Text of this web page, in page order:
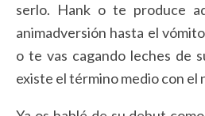
serlo. Hank o te produce
animadversión hasta el
o te vas cagando leches de
existe el término medio con el